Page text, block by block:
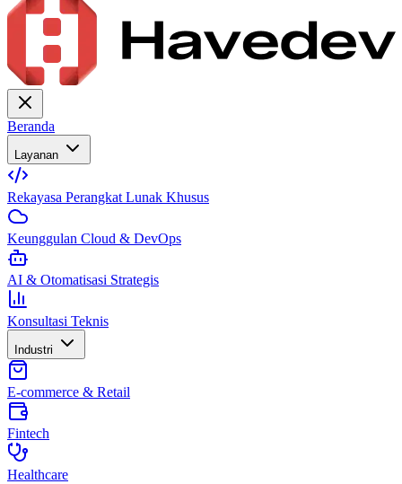
Beranda
Layanan
Rekayasa Perangkat Lunak Khusus
Keunggulan Cloud & DevOps
AI & Otomatisasi Strategis
Konsultasi Teknis
Industri
E-commerce & Retail
Fintech
Healthcare